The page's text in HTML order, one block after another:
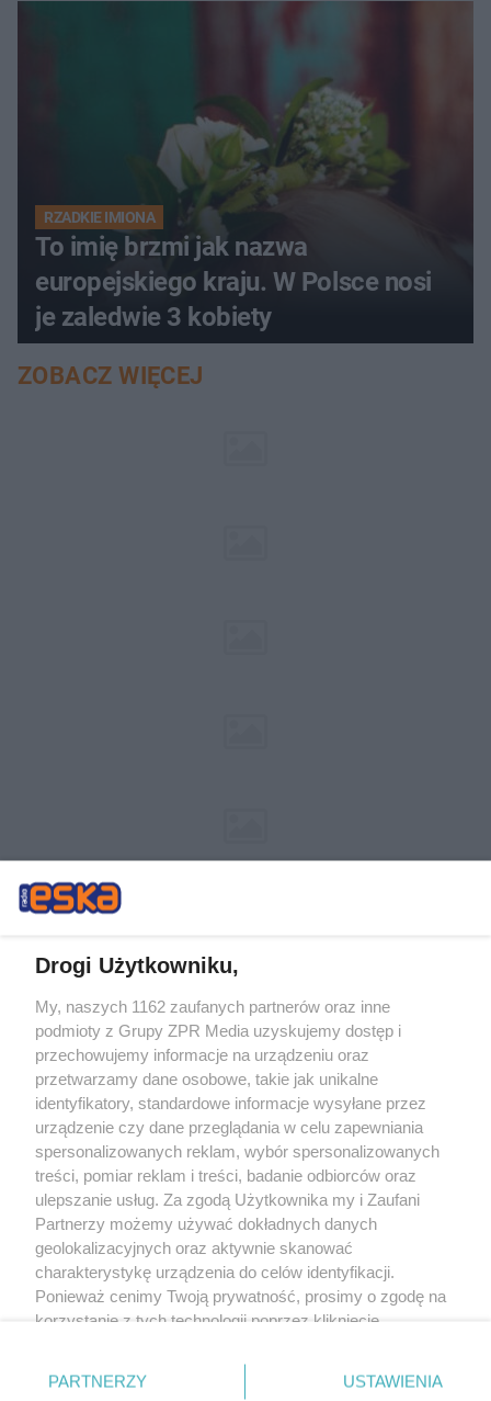
RZADKIE IMIONA
To imię brzmi jak nazwa
europejskiego kraju. W Polsce nosi
je zaledwie 3 kobiety
ZOBACZ WIĘCEJ
Żaden utwór zamieszczony w serwisie nie może być powielany i
rozpowszechniany lub dalej rozpowszechniany w jakikolwiek sposób (w
tym także elektroniczny lub mechaniczny) na jakimkolwiek polu
eksploatacji w jakiejkolwiek formie, włącznie z umieszczaniem w Internecie
bez pisemnej zgody właściciela praw. Jakiekolwiek użycie lub
wykorzystanie utworów w całości lub w części z naruszeniem prawa, tzn.
bez właściwej zgody, jest zabronione pod groźbą kary i może być ścigane
prawnie.
O nas
Drogi Użytkowniku,
My, naszych 1162 zaufanych partnerów oraz inne
podmioty z Grupy ZPR Media uzyskujemy dostęp i
przechowujemy informacje na urządzeniu oraz
przetwarzamy dane osobowe, takie jak unikalne
identyfikatory, standardowe informacje wysyłane przez
urządzenie czy dane przeglądania w celu zapewniania
spersonalizowanych reklam, wybór spersonalizowanych
treści, pomiar reklam i treści, badanie odbiorców oraz
ulepszanie usług. Za zgodą Użytkownika my i Zaufani
Partnerzy możemy używać dokładnych danych
geolokalizacyjnych oraz aktywnie skanować
charakterystykę urządzenia do celów identyfikacji.
Ponieważ cenimy Twoją prywatność, prosimy o zgodę na
korzystanie z tych technologii poprzez kliknięcie
zmienić/wycofać klikając przycisk ustawień prywatności
znajdujący się w lewym dolnym rogu strony
PARTNERZY USTAWIENIA